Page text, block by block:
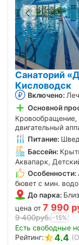
Санаторий
Кисловодск
Включено:
Основной
двигательный
Питание:
Бассейн:
Аквапарк,
Особенности:
бювет с мин.
До парка:
цена от 7 990
9 400руб. -15%
Есть свободные
Рейтинг:
4.4